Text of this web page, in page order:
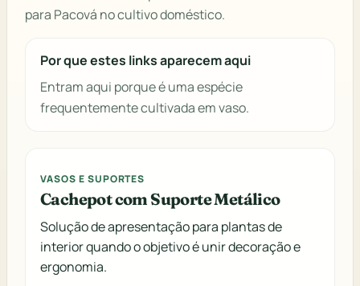
para Pacová no cultivo doméstico.
Por que estes links aparecem aqui
Entram aqui porque é uma espécie
frequentemente cultivada em vaso.
VASOS E SUPORTES
Cachepot com Suporte Metálico
Solução de apresentação para plantas de
interior quando o objetivo é unir decoração e
ergonomia.